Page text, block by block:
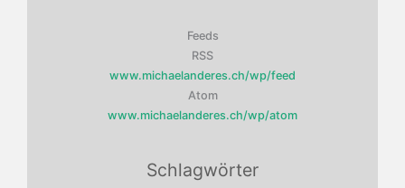
Feeds
RSS
www.michaelanderes.ch/wp/feed
Atom
www.michaelanderes.ch/wp/atom
Schlagwörter